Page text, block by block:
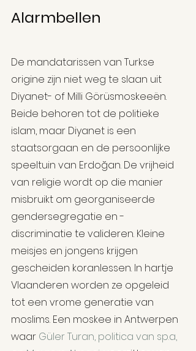
Alarmbellen
De mandatarissen van Turkse
origine zijn niet weg te slaan uit
Diyanet- of Milli Görüsmoskeeën.
Beide behoren tot de politieke
islam, maar Diyanet is een
staatsorgaan en de persoonlijke
speeltuin van Erdoğan. De vrijheid
van religie wordt op die manier
misbruikt om georganiseerde
gendersegregatie en -
discriminatie te valideren. Kleine
meisjes en jongens krijgen
gescheiden koranlessen. In hartje
Vlaanderen worden ze opgeleid
tot een vrome generatie van
moslims. Een moskee in Antwerpen
waar Güler Turan, politica van sp.a,